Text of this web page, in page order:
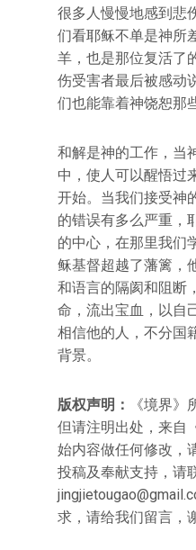
很多人慢慢地感到悲
们看耶稣不单是神所
羊，也是那位复活了
伤受害者最后被感动
们也能靠着神饶恕那
和解是神的工作，当
中，使人可以醒悟过
开始。当我们接受神
的错误有多么严重，
的中心，在那里我们
稣基督超越了藩篱，
和语言的隔阂和阻断
命，流出宝血，以自
相信他的人，不分国
背景。
版权声明：
《境界》
但请注明出处，来自
始内容做任何修改，
投稿及奉献支持，请
求，请给我们留言，